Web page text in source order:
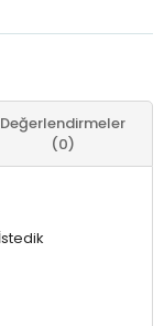
Değerlendirmeler
(0)